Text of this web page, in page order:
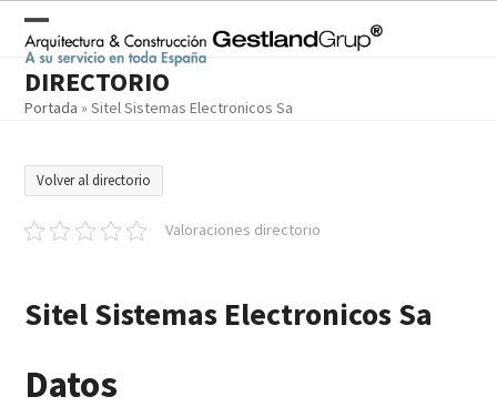
contentOpen
mobile
menu
Close
mobile
menu
DIRECTORIO
Portada »Sitel Sistemas Electronicos Sa
Volver al directorio
Valoraciones directorio
Sitel Sistemas Electronicos Sa
Datos